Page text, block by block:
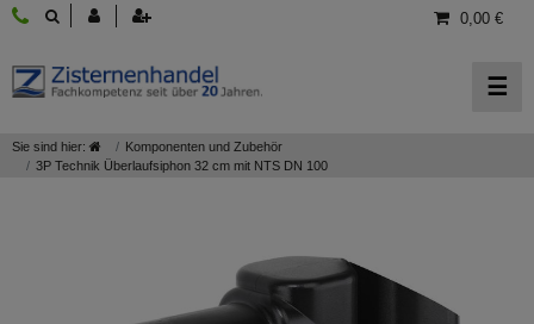
0,00 €
☰
Sie sind hier:
Komponenten und Zubehör
3P Technik Überlaufsiphon 32 cm mit NTS DN 100